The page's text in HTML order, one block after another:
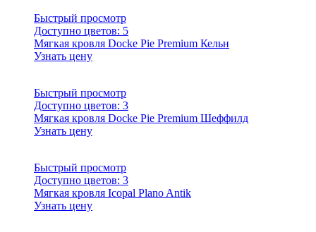
Быстрый просмотр
Доступно цветов: 5
Мягкая кровля Docke Pie Premium Кельн
Узнать цену
Быстрый просмотр
Доступно цветов: 3
Мягкая кровля Docke Pie Premium Шеффилд
Узнать цену
Быстрый просмотр
Доступно цветов: 3
Мягкая кровля Icopal Plano Antik
Узнать цену